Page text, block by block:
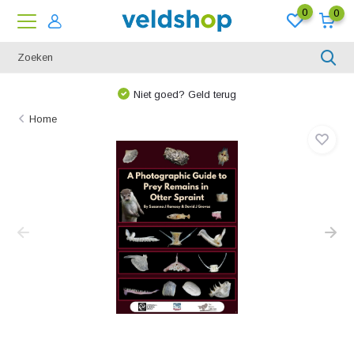
0 0
Niet goed? Geld terug
Home